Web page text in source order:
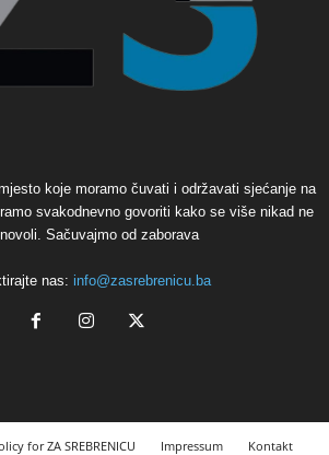
koje moramo čuvati i održavati sjećanje na
svakodnevno govoriti kako se više nikad ne
Sačuvajmo od zaborava
nas: info@zasrebrenicu.ba
for ZA SREBRENICU Impressum Kontakt